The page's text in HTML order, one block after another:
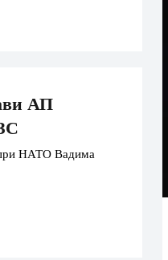
АП
при НАТО Вадима